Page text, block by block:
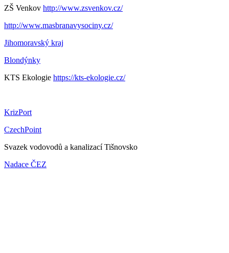
ZŠ Venkov http://www.zsvenkov.cz/
http://www.masbranavysociny.cz/
Jihomoravský kraj
Blondýnky
KTS Ekologie https://kts-ekologie.cz/
KrizPort
CzechPoint
Svazek vodovodů a kanalizací Tišnovsko
Nadace ČEZ